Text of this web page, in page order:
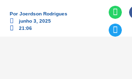
Por Joerdson Rodrigues
junho 3, 2025
21:06